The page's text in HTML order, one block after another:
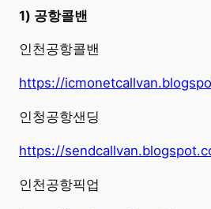
1) 공항콜밴
인천공항콜밴
https://
인청공항샌딩
https://
인천공항픽업